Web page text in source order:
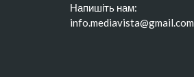
Напишіть нам:
info.mediavista@gmail.com